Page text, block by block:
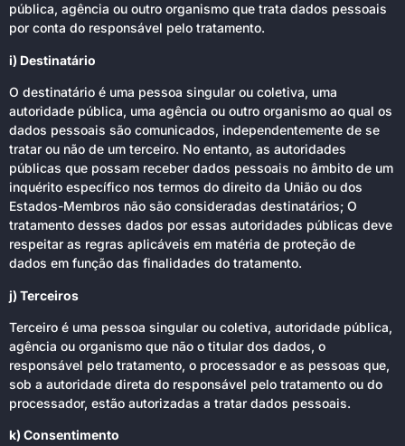
pública, agência ou outro organismo que trata dados pessoais
por conta do responsável pelo tratamento.
i) Destinatário
O destinatário é uma pessoa singular ou coletiva, uma
autoridade pública, uma agência ou outro organismo ao qual os
dados pessoais são comunicados, independentemente de se
tratar ou não de um terceiro. No entanto, as autoridades
públicas que possam receber dados pessoais no âmbito de um
inquérito específico nos termos do direito da União ou dos
Estados-Membros não são consideradas destinatários; O
tratamento desses dados por essas autoridades públicas deve
respeitar as regras aplicáveis em matéria de proteção de
dados em função das finalidades do tratamento.
j) Terceiros
Terceiro é uma pessoa singular ou coletiva, autoridade pública,
agência ou organismo que não o titular dos dados, o
responsável pelo tratamento, o processador e as pessoas que,
sob a autoridade direta do responsável pelo tratamento ou do
processador, estão autorizadas a tratar dados pessoais.
k) Consentimento